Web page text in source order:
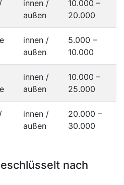
innen /
außen
10.000 –
20.000
innen /
außen
5.000 –
10.000
innen /
außen
10.000 –
25.000
innen /
außen
20.000 –
30.000
nach